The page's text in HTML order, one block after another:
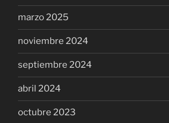
marzo 2025
noviembre 2024
septiembre 2024
abril 2024
octubre 2023